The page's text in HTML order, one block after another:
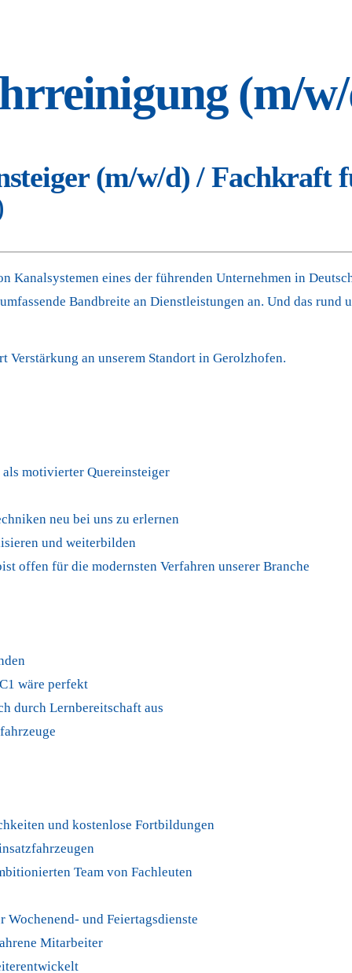
(m/
(m/w/d) / Fachkraft
Kanalsystemen eines der führenden Unternehmen in
Bandbreite an Dienstleistungen an. Und das rund
an unserem Standort in Gerolzhofen.
motivierter Quereinsteiger
neu bei uns zu erlernen
und weiterbilden
offen für die modernsten Verfahren unserer Branche
wäre perfekt
durch Lernbereitschaft aus
und kostenlose Fortbildungen
Team von Fachleuten
und Feiertagsdienste
Mitarbeiter